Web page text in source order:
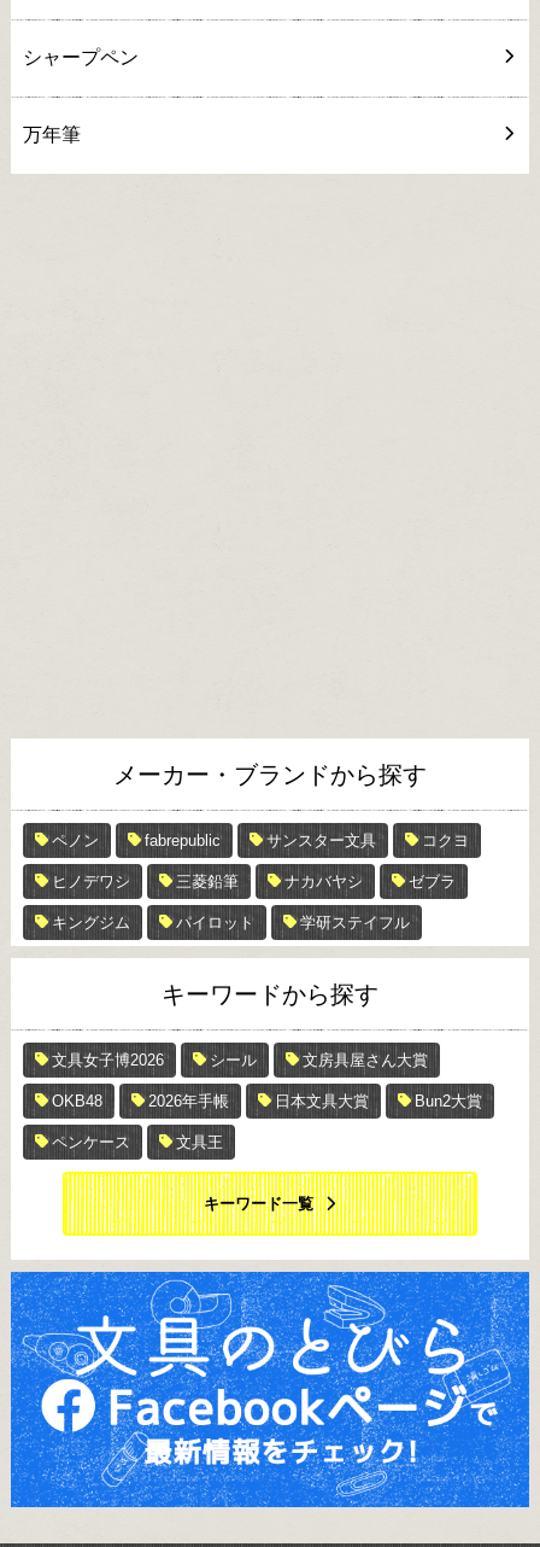
シャープペン
万年筆
メーカー・ブランドから探す
ペノン fabrepublic サンスター文具 コクヨ
ヒノデワシ 三菱鉛筆 ナカバヤシ ゼブラ
キングジム パイロット 学研ステイフル
キーワードから探す
文具女子博2026 シール 文房具屋さん大賞
OKB48 2026年手帳 日本文具大賞 Bun2大賞
ペンケース 文具王
キーワード一覧